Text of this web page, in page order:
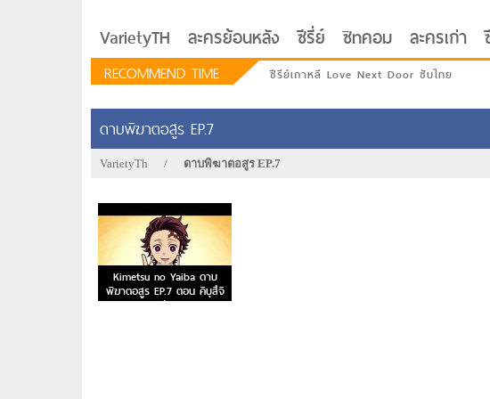
VarietyTH ละครย้อนหลัง ซีรี่ย์ ซิทคอม ละครเก่า
RECOMMEND TIME ซีรีย์เกาหลี Love Next Door ซับไทย
ดาบพิฆาตอสูร EP.7
VarietyTh / ดาบพิฆาตอสูร EP.7
Kimetsu no Yaiba ดาบ
พิฆาตอสูร EP.7 ตอน คิบุสึจิ
มุซัน